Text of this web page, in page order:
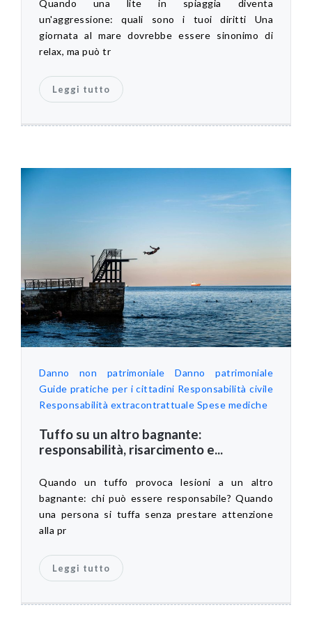
Quando una lite in spiaggia diventa
un'aggressione: quali sono i tuoi diritti Una
giornata al mare dovrebbe essere sinonimo di
relax, ma può tr
Leggi tutto
Danno non patrimoniale
Danno patrimoniale
Guide pratiche per i cittadini Responsabilità civile
Responsabilità extracontrattuale Spese mediche
Tuffo su un altro bagnante:
responsabilità, risarcimento e...
Quando un tuffo provoca lesioni a un altro
bagnante: chi può essere responsabile? Quando
una persona si tuffa senza prestare attenzione
alla pr
Leggi tutto